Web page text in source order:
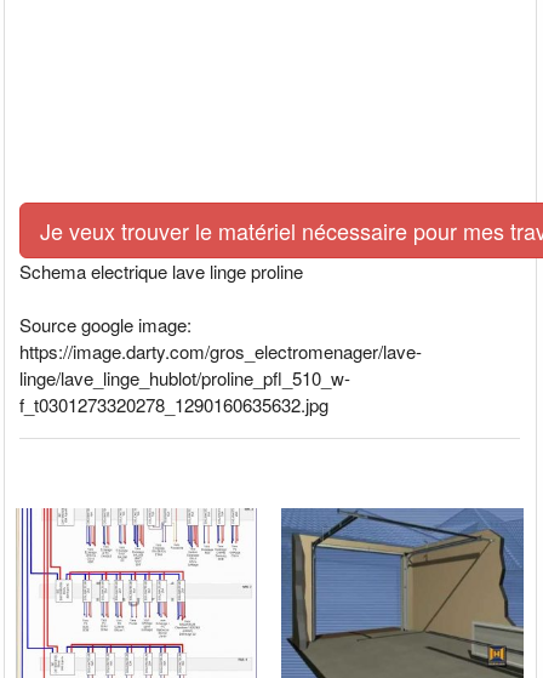
Je veux trouver le matériel nécessaire pour mes
Schema electrique lave linge proline
Source google image:
https://image.darty.com/gros_electromenager/lave-
linge/lave_linge_hublot/proline_pfl_510_w-
f_t0301273320278_1290160635632.jpg